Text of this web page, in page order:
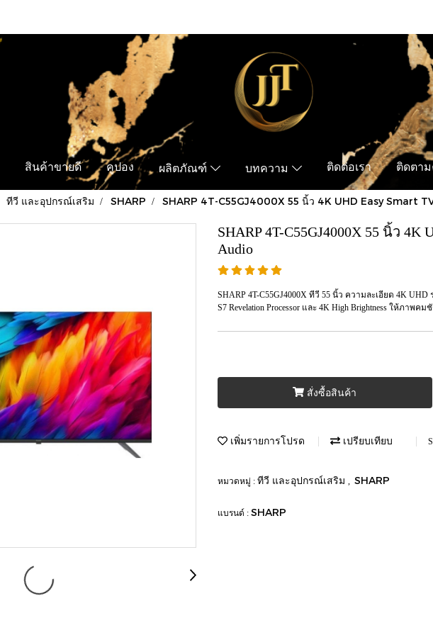
สินค้าขายดี คูปอง ผลิตภัณฑ์ บทความ ติดต่อเรา ติดตา
ทีวี และอุปกรณ์เสริม SHARP SHARP 4T-C55GJ4000X 55 นิ้ว 4K UHD Easy Smart
SHARP 4T-C55GJ4000X 55 นิ้ว 4K
Audio
SHARP 4T-C55GJ4000X ทีวี 55 นิ้ว ความละเอียด 4K UHD
S7 Revelation Processor และ 4K High Brightness ให้ภา
สั่งซื้อสินค้า
เพิ่มรายการโปรด เปรียบเทียบ
หมวดหมู่ : ทีวี และอุปกรณ์เสริม SHARP
แบรนด์ : SHARP